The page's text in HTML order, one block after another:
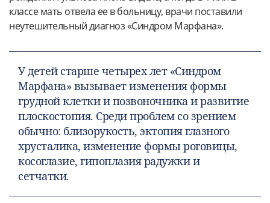
классе мать отвела ее в больницу, врачи поставили
неутешительный диагноз «Синдром Марфана».
У детей старше четырех лет «Синдром
Марфана» вызывает изменения формы
грудной клетки и позвоночника и развитие
плоскостопия. Среди проблем со зрением
обычно: близорукость, эктопия глазного
хрусталика, изменение формы роговицы,
косоглазие, гипоплазия радужки и
сетчатки.